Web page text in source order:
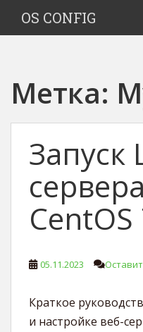
i
OS CONFIG
Метка:
Запуск
CentOS
05.11.2023
Краткое
и настройке веб-